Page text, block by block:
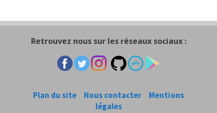
Retrouvez nous sur les réseaux sociaux :
Plan du site Nous contacter
Mentions
légales